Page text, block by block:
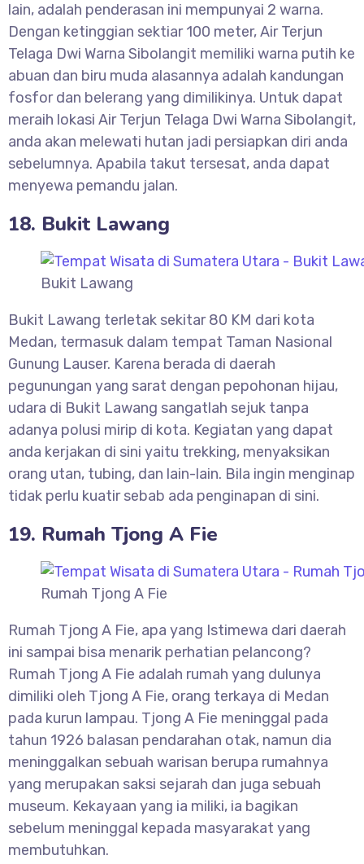
lain, adalah penderasan ini mempunyai 2 warna.
Dengan ketinggian sektiar 100 meter, Air Terjun
Telaga Dwi Warna Sibolangit memiliki warna putih ke
abuan dan biru muda alasannya adalah kandungan
fosfor dan belerang yang dimilikinya. Untuk dapat
meraih lokasi Air Terjun Telaga Dwi Warna Sibolangit,
anda akan melewati hutan jadi persiapkan diri anda
sebelumnya. Apabila takut tersesat, anda dapat
menyewa pemandu jalan.
18. Bukit Lawang
Bukit Lawang
Bukit Lawang terletak sekitar 80 KM dari kota
Medan, termasuk dalam tempat Taman Nasional
Gunung Lauser. Karena berada di daerah
pegunungan yang sarat dengan pepohonan hijau,
udara di Bukit Lawang sangatlah sejuk tanpa
adanya polusi mirip di kota. Kegiatan yang dapat
anda kerjakan di sini yaitu trekking, menyaksikan
orang utan, tubing, dan lain-lain. Bila ingin menginap
tidak perlu kuatir sebab ada penginapan di sini.
19. Rumah Tjong A Fie
Rumah Tjong A Fie
Rumah Tjong A Fie, apa yang Istimewa dari daerah
ini sampai bisa menarik perhatian pelancong?
Rumah Tjong A Fie adalah rumah yang dulunya
dimiliki oleh Tjong A Fie, orang terkaya di Medan
pada kurun lampau. Tjong A Fie meninggal pada
tahun 1926 balasan pendarahan otak, namun dia
meninggalkan sebuah warisan berupa rumahnya
yang merupakan saksi sejarah dan juga sebuah
museum. Kekayaan yang ia miliki, ia bagikan
sebelum meninggal kepada masyarakat yang
membutuhkan.